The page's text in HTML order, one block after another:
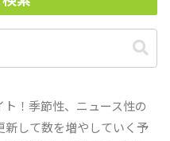
！季節性、ニュース性の
新して数を増やしていく予